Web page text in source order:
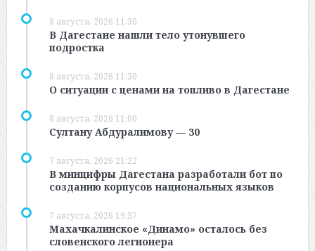
8 августа, 2026 11:30
В Дагестане нашли тело утонувшего
подростка
8 августа, 2026 11:30
О ситуации с ценами на топливо в Дагестане
8 августа, 2026 11:00
Султану Абдуралимову — 30
7 августа, 2026 21:22
В минцифры Дагестана разработали бот по
созданию корпусов национальных языков
7 августа, 2026 19:37
Махачкалинское «Динамо» осталось без
словенского легионера